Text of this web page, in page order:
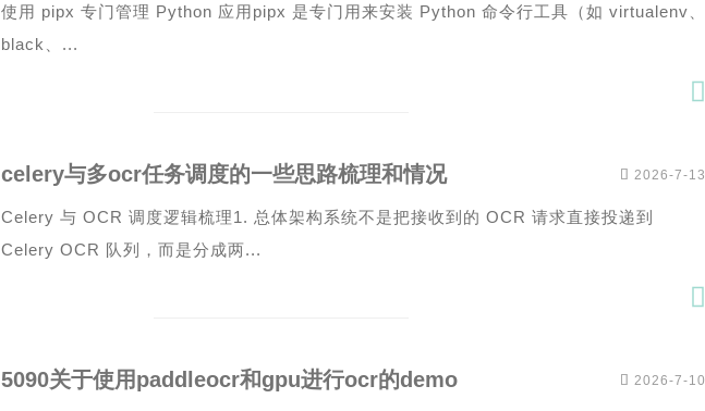
使用 pipx 专门管理 Python 应用pipx 是专门用来安装 Python 命令行工具（如 virtualenv、
black、...

celery与多ocr任务调度的一些思路梳理和情况  2026-7-13
Celery 与 OCR 调度逻辑梳理1. 总体架构系统不是把接收到的 OCR 请求直接投递到
Celery OCR 队列，而是分成两...

5090关于使用paddleocr和gpu进行ocr的demo  2026-7-10